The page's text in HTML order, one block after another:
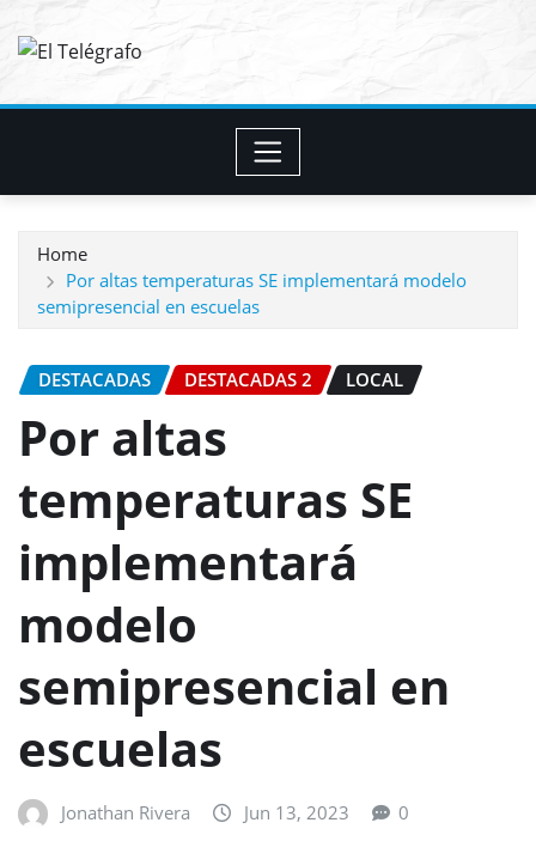
Home
Por altas temperaturas SE implementará modelo
semipresencial en escuelas
DESTACADAS DESTACADAS 2 LOCAL
Por altas
temperaturas SE
implementará
modelo
semipresencial en
escuelas
Jonathan Rivera Jun 13, 2023 0